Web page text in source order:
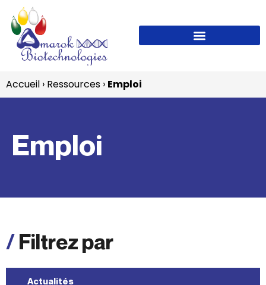
Accueil › Ressources › Emploi
Emploi
/Filtrez par
Actualités